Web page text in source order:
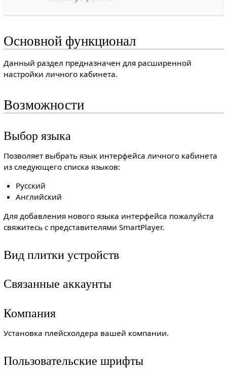
Основной функционал
Данный раздел предназначен для расширенной
настройки личного кабинета.
Возможности
Выбор языка
Позволяет выбрать язык интерфейса личного кабинета
из следующего списка языков:
Русский
Английский
Для добавления нового языка интерфейса пожалуйста
свяжитесь с представителями SmartPlayer.
Вид плитки устройств
Связанные аккаунты
Компания
Установка плейсхолдера вашей компании.
Пользовательские шрифты